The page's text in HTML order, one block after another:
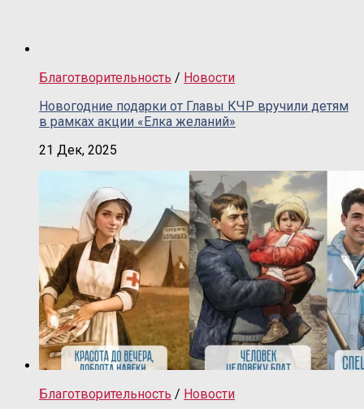
Благотворительность / Новости
Новогодние подарки от Главы КЧР вручили детям
в рамках акции «Елка желаний»
21 Дек, 2025
Благотворительность / Новости